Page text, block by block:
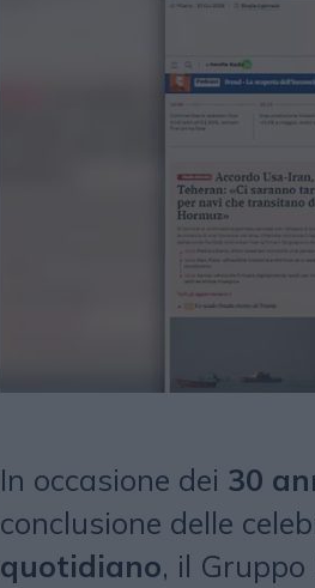
In occasione dei 30
conclusione delle
quotidiano, il